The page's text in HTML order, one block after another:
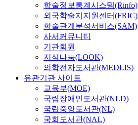
학술정보통계시스템(Rinfo)
외국학술지지원센터(FRIC)
학술관계분석서비스(SAM)
사서커뮤니티
기관회원
지식나눔(LOOK)
의학전자도서관(MEDLIS)
유관기관 사이트
교육부(MOE)
국립장애인도서관(NLD)
국립중앙도서관(NL)
국회도서관(NAL)